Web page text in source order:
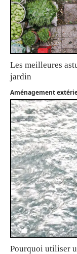
Les meilleures
jardin
Aménagement
Pourquoi utiliser